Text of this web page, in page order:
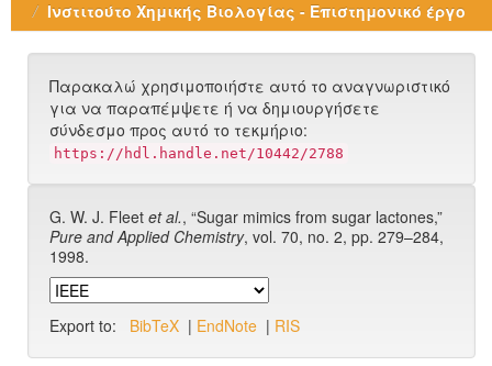
Ινστιτούτο Χημικής Βιολογίας - Επιστημονικό έργο
Παρακαλώ χρησιμοποιήστε αυτό το αναγνωριστικό
για να παραπέμψετε ή να δημιουργήσετε
σύνδεσμο προς αυτό το τεκμήριο:
https://hdl.handle.net/10442/2788
G. W. J. Fleet et al., “Sugar mimics from sugar lactones,”
Pure and Applied Chemistry, vol. 70, no. 2, pp. 279–284,
1998.
Export to: BibTeX | EndNote | RIS